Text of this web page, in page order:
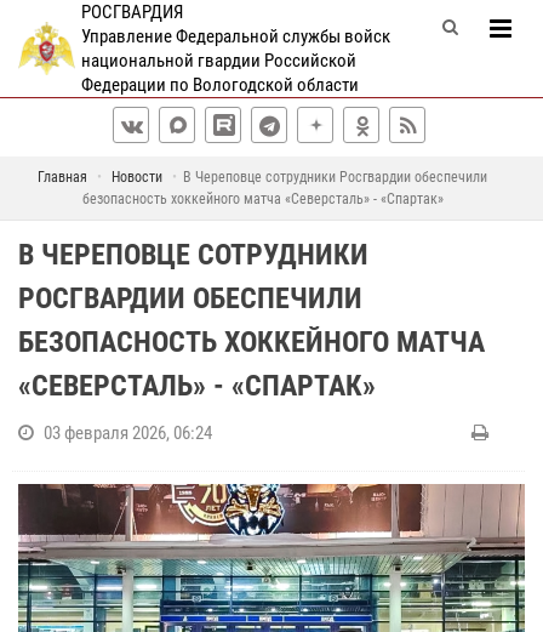
РОСГВАРДИЯ
Управление Федеральной службы войск
национальной гвардии Российской
Федерации по Вологодской области
Главная Новости
В Череповце сотрудники Росгвардии обеспечили
безопасность хоккейного матча «Северсталь» - «Спартак»
В ЧЕРЕПОВЦЕ СОТРУДНИКИ
РОСГВАРДИИ ОБЕСПЕЧИЛИ
БЕЗОПАСНОСТЬ ХОККЕЙНОГО МАТЧА
«СЕВЕРСТАЛЬ» - «СПАРТАК»
03 февраля 2026, 06:24